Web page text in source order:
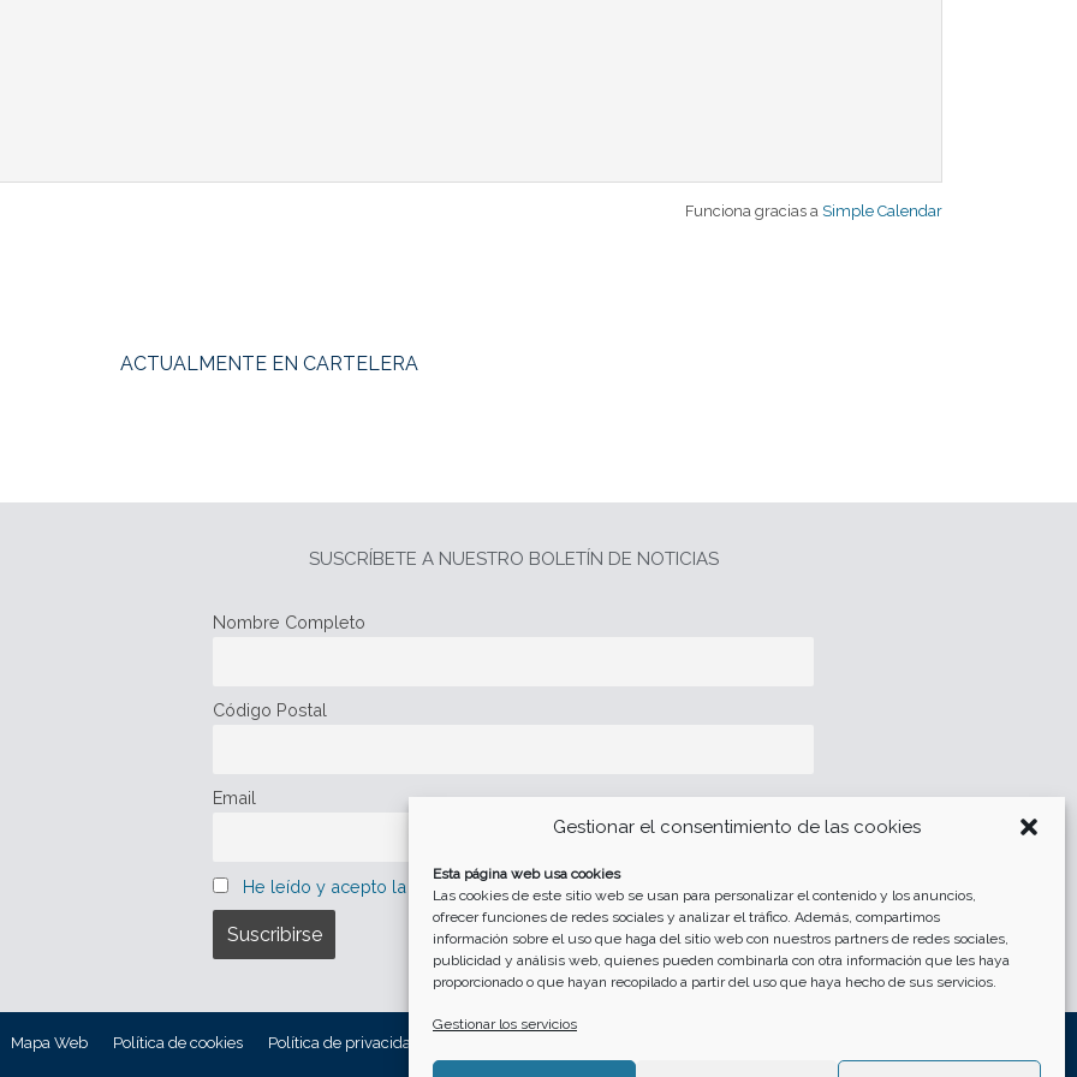
Gestionar el consentimiento de las cookies
Esta página web usa cookies
Las cookies de este sitio web se usan para personalizar el contenido y los anuncios,
ofrecer funciones de redes sociales y analizar el tráfico. Además, compartimos
información sobre el uso que haga del sitio web con nuestros partners de redes sociales,
publicidad y análisis web, quienes pueden combinarla con otra información que les haya
proporcionado o que hayan recopilado a partir del uso que haya hecho de sus servicios.
Gestionar los servicios
Funciona gracias a Simple Calendar
ACTUALMENTE EN CARTELERA
SUSCRÍBETE A NUESTRO BOLETÍN DE NOTICIAS
Nombre Completo
Código Postal
Email
He leído y acepto la política de protección de datos
Mapa Web Política de cookies Política de privacidad